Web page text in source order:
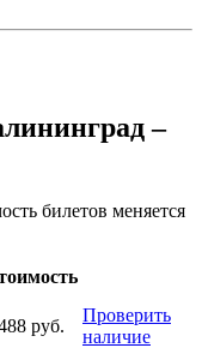
–
билетов меняется
руб.
Проверить
наличие